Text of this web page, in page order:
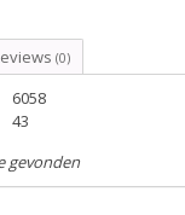
(0)
6058
43
gevonden